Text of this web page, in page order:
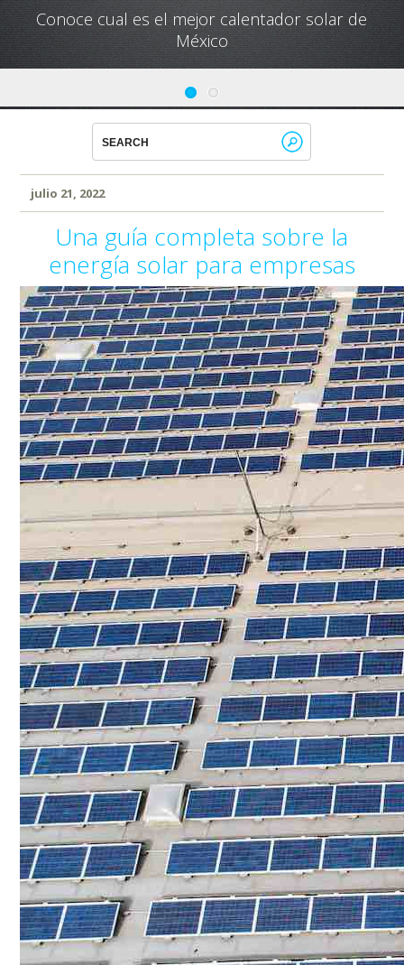
Conoce cual es el mejor calentador solar de
México
Conoce que tan sana es el agua en tu casa
Conoce cual es el mejor calentador solar de
México
julio 21, 2022
Una guía completa sobre la
energía solar para empresas